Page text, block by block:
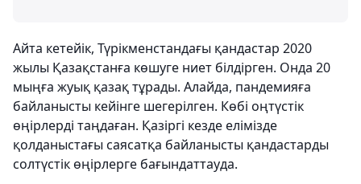
Айта кетейік, Түрікменстандағы қандастар 2020
жылы Қазақстанға көшуге ниет білдірген. Онда 20
мыңға жуық қазақ тұрады. Алайда, пандемияға
байланысты кейінге шегерілген. Көбі оңтүстік
өңірлерді таңдаған. Қазіргі кезде елімізде
қолданыстағы саясатқа байланысты қандастарды
солтүстік өңірлерге бағындаттауда.